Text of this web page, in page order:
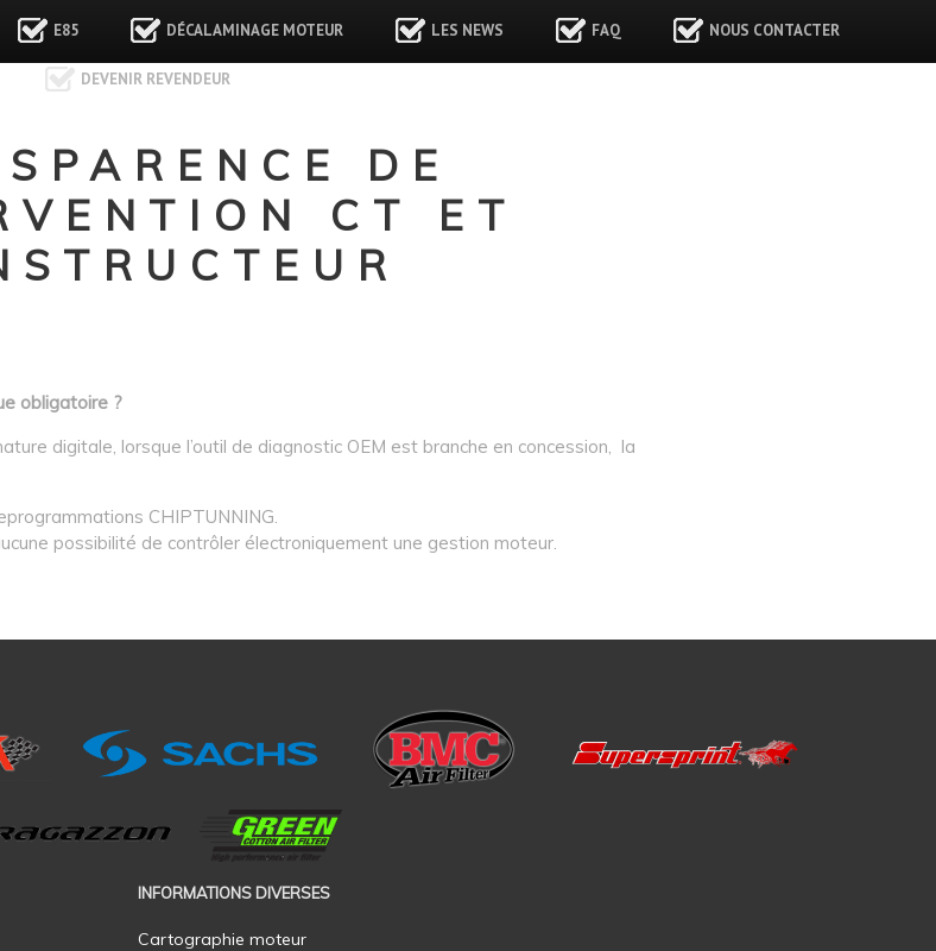
E85 DÉCALAMINAGE MOTEUR LES NEWS FAQ NOUS CONTACTER
DEVENIR REVENDEUR
DE
CT ET
obligatoire ?
digitale, lorsque l’outil de diagnostic OEM est branche en concession, la
CHIPTUNNING.
possibilité de contrôler électroniquement une gestion moteur.
INFORMATIONS DIVERSES
Cartographie moteur